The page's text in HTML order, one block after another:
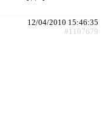
12/04/2010 15:46:35
#1107679